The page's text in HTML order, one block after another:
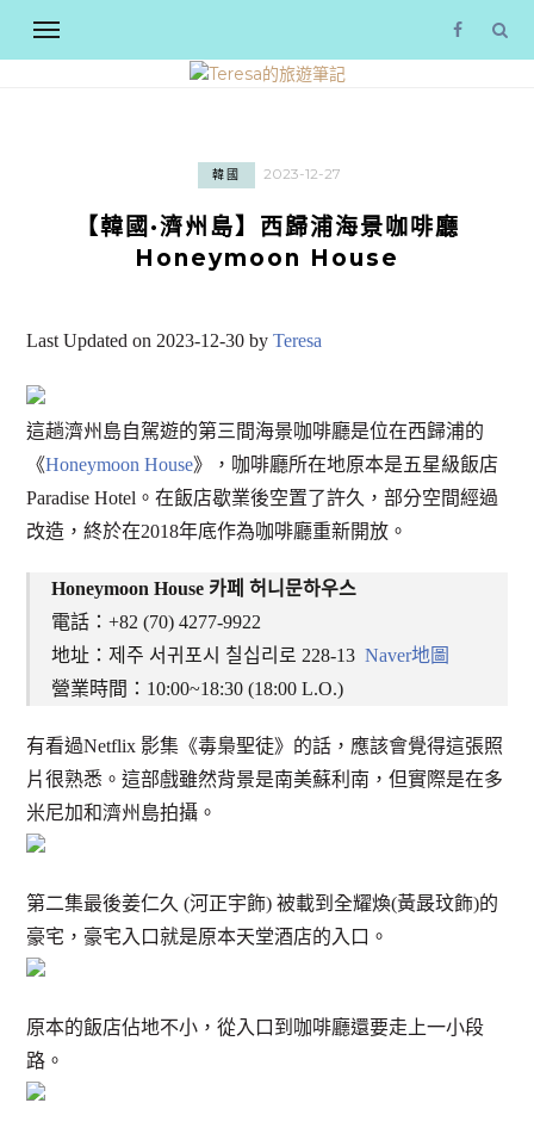
韓國 2023-12-27
【韓國·濟州島】西歸浦海景咖啡廳
Honeymoon House
Last Updated on 2023-12-30 byTeresa
這趟濟州島自駕遊的第三間海景咖啡廳是位在西歸浦的
《Honeymoon House》，咖啡廳所在地原本是五星級飯店
Paradise Hotel。在飯店歇業後空置了許久，部分空間經過
改造，終於在2018年底作為咖啡廳重新開放。
Honeymoon House 카페 허니문하우스
電話：+82 (70) 4277-9922
地址：제주 서귀포시 칠십리로 228-13Naver地圖
營業時間：10:00~18:30 (18:00 L.O.)
有看過Netflix 影集《毒梟聖徒》的話，應該會覺得這張照
片很熟悉。這部戲雖然背景是南美蘇利南，但實際是在多
米尼加和濟州島拍攝。
第二集最後姜仁久 (河正宇飾) 被載到全耀煥(黃晸玟飾)的
豪宅，豪宅入口就是原本天堂酒店的入口。
原本的飯店佔地不小，從入口到咖啡廳還要走上一小段
路。